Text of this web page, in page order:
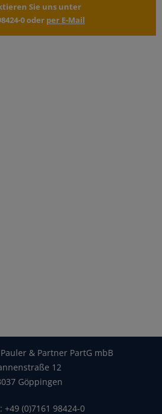
Sie uns unter
0oder per E-Mail
& Partner PartG mbB
12
Göppingen
+49 (0)7161 98424-0